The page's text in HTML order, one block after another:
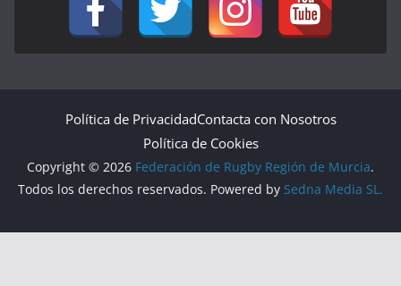
Política de PrivacidadContacta con Nosotros
Política de Cookies
Copyright © 2026 Federación de Rugby Región de Murcia.
Todos los derechos reservados. Powered by Sedna Media SL.